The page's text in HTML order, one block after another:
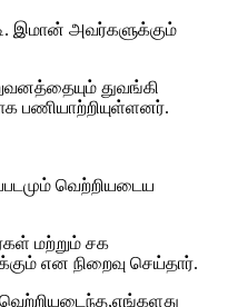
இமான் அவர்களுக்கும்
துவங்கி
பணியாற்றியுள்ளனர்.
வெற்றியடைய
மற்றும் சக
என நிறைவு செய்தார்.
வெற்றியடைந்த,எங்களது